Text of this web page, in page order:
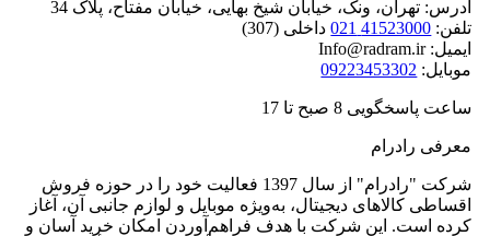
آدرس: تهران، ونک، خیابان شیخ بهایی، خیابان مفتاح، پلاک 34
تلفن: 41523000 021
داخلی (307)
ایمیل: Info@radram.ir
موبایل: 09223453302
ساعت پاسخگویی 8 صبح تا 17
معرفی رادرام
شرکت "رادرام" از سال 1397 فعالیت خود را در حوزه فروش
اقساطی کالاهای دیجیتال، به‌ویژه موبایل و لوازم جانبی آن، آغاز
کرده است. این شرکت با هدف فراهم‌آوردن امکان خرید آسان و